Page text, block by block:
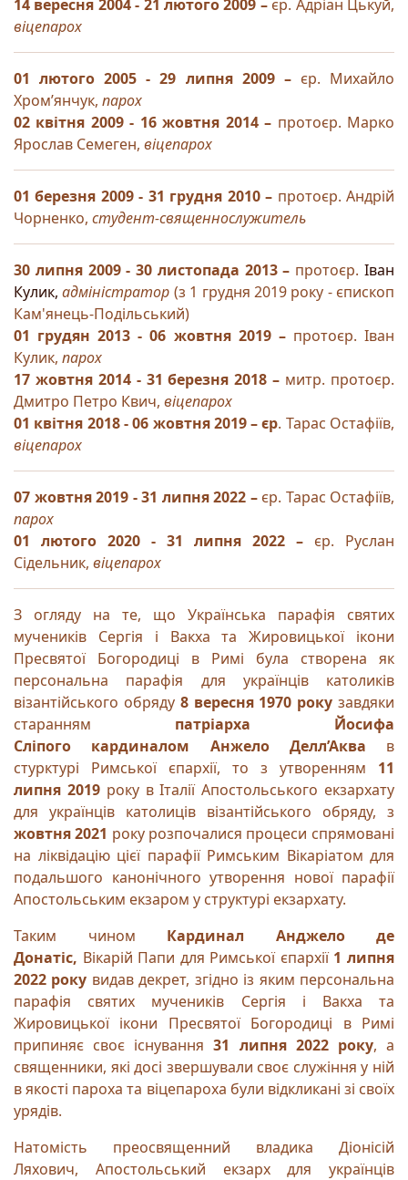
14 вересня 2004 - 21 лютого 2009 – єр. Адріан Цькуй,
віцепарох
01 лютого 2005 - 29 липня 2009 – єр. Михайло
Хром’янчук, парох
02 квітня 2009 - 16 жовтня 2014 – протоєр. Марко
Ярослав Семеген, віцепарох
01 березня 2009 - 31 грудня 2010 – протоєр. Андрій
Чорненко, студент-священнослужитель
30 липня 2009 - 30 листопада 2013 – протоєр.Іван
Кулик,адміністратор (з 1 грудня 2019 року - єпископ
Кам'янець-Подільський)
01 грудян 2013 - 06 жовтня 2019 – протоєр. Іван
Кулик, парох
17 жовтня 2014 - 31 березня 2018 – митр. протоєр.
Дмитро Петро Квич, віцепарох
01 квітня 2018 - 06 жовтня 2019 – єр. Тарас Остафіїв,
віцепарох
07 жовтня 2019 - 31 липня 2022 – єр. Тарас Остафіїв,
парох
01 лютого 2020 - 31 липня 2022 – єр. Руслан
Сідельник, віцепарох
З огляду на те, що Українська парафія святих
мучеників Сергія і Вакха та Жировицької ікони
Пресвятої Богородиці в Римі була створена як
персональна парафія для українців католиків
візантійського обряду 8 вересня 1970 року завдяки
старанням патріарха Йосифа
Сліпого
кардиналом Анжело Делл’Аква в
стурктурі Римської єпархії, то з утворенням 11
липня 2019року в Італії Апостольського екзархату
для українців католиців візантійського обряду, з
жовтня 2021 року розпочалися процеси спрямовані
на ліквідацію цієї парафії Римським Вікаріатом для
подальшого канонічного утворення нової парафії
Апостольським екзаром у структурі екзархату.
Таким чином Кардинал Анджело де
Донатіс, Вікарій Папи для Римської єпархії 1 липня
2022 року видав декрет, згідно із яким персональна
парафія святих мучеників Сергія і Вакха та
Жировицької ікони Пресвятої Богородиці в Римі
припиняє своє існування31 липня 2022 року, а
священники, які досі звершували своє служіння у ній
в якості пароха та віцепароха були відкликані зі своїх
урядів.
Натомість преосвященний владика Діонісій
Ляхович, Апостольський екзарх для українців